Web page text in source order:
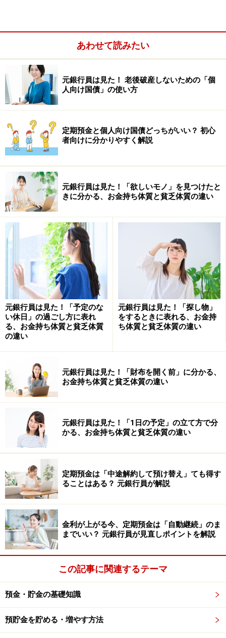
1週間や2週間で満期を迎える定期預金の場合、他の定期
預金に比べて高い金利が設定されていることも少なくあ
りません。そのため、すぐに使う予定があるお金を預け
るのに向いています。運用期間は短いものの、効率よく
運用したい場合に活用しましょう。
また、運用期間が短いため、預け入れる銀行がどのよう
な銀行なのか、資産運用を通して知る手掛かりにするこ
ともできます。
定期預金は、元本を保証している商品のため、他の金融
商品に比べて低い金利に設定されていることがほとんど
です。金利は、店舗を構えている一般銀行に比べてネッ
ト銀行の方が高めに設定されている傾向にあります。
以前、定期預金は、各行横並びのラインナップとなって
いました。現在では運用期間・金利などから、ニーズに
合った預け先を選ぶことができます。預け入れる資金は
どのようなお金なのか、いつまで運用するのかを考え
て、定期預金を選ぶと良いでしょう。
※記事内容は執筆時点のものです。最新の内容をご確認くださ
本記事の内容は一般的な情報提供を目的としており、特定の金融
商品や投資行動を推奨するものではありません。
投資や資産運用に関する最終的なご判断はご自身の責任において
行ってください。
掲載情報の正確性・完全性については十分に配慮しております
が、その内容を保証するものではなく、これに基づく損失・損害
などについて当社は一切の責任を負いません。
最新の情報や詳細については、必ず各金融機関やサービス提供者
の公式情報をご確認ください。
【編集部からのお知らせ】
・「家計」について、アンケート（2026/8/31まで）
中です！
※抽選で20名にAmazonギフト券1000円分プレゼント
※謝礼付きの限定アンケートやモニター企画に参加が可能に
なります
あわせて読みたい
元銀行員は見た！ 老後破産しないための「個
人向け国債」の使い方
定期預金と個人向け国債どっちがいい？ 初心
者向けに分かりやすく解説
元銀行員は見た！「欲しいモノ」を見つけたと
きに分かる、お金持ち体質と貧乏体質の違い
元銀行員は見た！「予定のな
い休日」の過ごし方に表れ
る、お金持ち体質と貧乏体質
の違い
元銀行員は見た！「探し物」
をするときに表れる、お金持
ち体質と貧乏体質の違い
元銀行員は見た！「財布を開く前」に分かる、
お金持ち体質と貧乏体質の違い
元銀行員は見た！「1日の予定」の立て方で分
かる、お金持ち体質と貧乏体質の違い
定期預金は「中途解約して預け替え」ても得す
ることはある？ 元銀行員が解説
金利が上がる今、定期預金は「自動継続」のま
までいい？ 元銀行員が見直しポイントを解説
この記事に関連するテーマ
預金・貯金の基礎知識
預貯金を貯める・増やす方法